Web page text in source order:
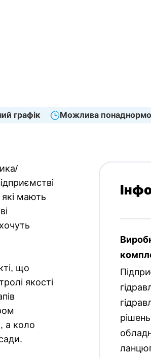
графік Можлива
мають
що
якості
а коло